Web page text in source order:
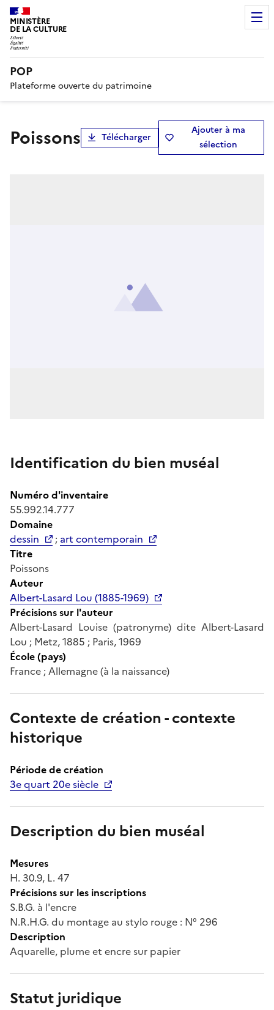
MINISTÈRE
DE LA CULTURE
POP
Plateforme ouverte du patrimoine
Poissons Télécharger
Ajouter à ma
sélection
Identification du bien muséal
Numéro d'inventaire
55.992.14.777
Domaine
dessin
; art contemporain
Titre
Poissons
Auteur
Albert-Lasard Lou (1885-1969)
Précisions sur l'auteur
Albert-Lasard Louise (patronyme) dite Albert-Lasard
Lou ; Metz, 1885 ; Paris, 1969
École (pays)
France ; Allemagne (à la naissance)
Contexte de création - contexte
historique
Période de création
3e quart 20e siècle
Description du bien muséal
Mesures
H. 30.9, L. 47
Précisions sur les inscriptions
S.B.G. à l'encre
N.R.H.G. du montage au stylo rouge : N° 296
Description
Aquarelle, plume et encre sur papier
Statut juridique